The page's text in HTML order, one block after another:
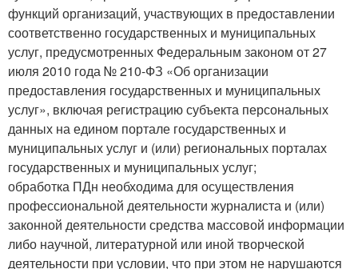
функций организаций, участвующих в предоставлении
соответственно государственных и муниципальных
услуг, предусмотренных Федеральным законом от 27
июля 2010 года № 210-ФЗ «Об организации
предоставления государственных и муниципальных
услуг», включая регистрацию субъекта персональных
данных на едином портале государственных и
муниципальных услуг и (или) региональных порталах
государственных и муниципальных услуг;
обработка ПДн необходима для осуществления
профессиональной деятельности журналиста и (или)
законной деятельности средства массовой информации
либо научной, литературной или иной творческой
деятельности при условии, что при этом не нарушаются